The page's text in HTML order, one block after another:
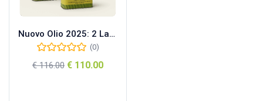
Nuovo Olio 2025: 2 Lattine da 5L di Olio Extra Vergine Pacello
(0)
€116.00 € 110.00